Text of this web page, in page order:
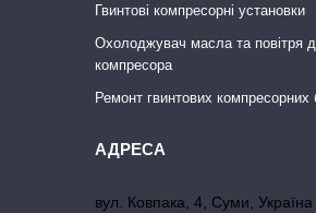
Гвинтові компресорні установки
Охолоджувач масла та повітря
компресора
Ремонт гвинтових компресорних
вул. Ковпака, 4, Суми, Україна